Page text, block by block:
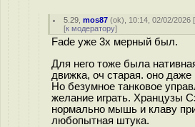
5.29 ,mos87 (ok), 10:14, 02/02/2026 [
[к модератору]
Fade уже 3х мерный был.
Для него тоже была
движка, оч старая. оно даже
Но безумное танковое
желание играть. Хранцузы
нормально мышь и клаву
любопытная штука.